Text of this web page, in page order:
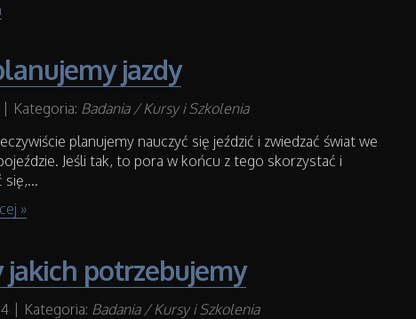
jazdy
Kategoria: Badania / Kursy i Szkolenia
planujemy nauczyć się jeździć i zwiedzać świat we
Jeśli tak, to pora w końcu z tego skorzystać i
się,...
»
jakich potrzebujemy
Kategoria: Badania / Kursy i Szkolenia